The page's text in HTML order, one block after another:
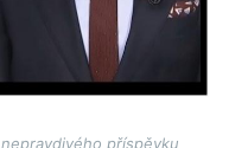
příspěvku